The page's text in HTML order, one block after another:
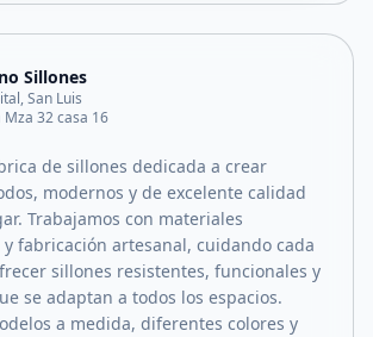
Sillones
San Luis
Mza 32 casa 16
de sillones dedicada a crear
modernos y de excelente calidad
Trabajamos con materiales
y fabricación artesanal, cuidando cada
sillones resistentes, funcionales y
se adaptan a todos los espacios.
a medida, diferentes colores y